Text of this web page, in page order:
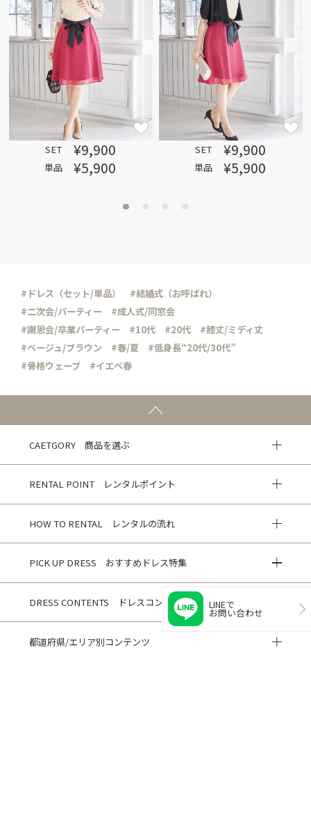
SET ¥9,900
単品 ¥5,900
SET ¥9,900
単品 ¥5,900
#ドレス（セット/単品）
#結婚式（お呼ばれ）
#二次会/パーティー
#成人式/同窓会
#謝恩会/卒業パーティー
#10代 #20代
#膝丈/ミディ丈
#ベージュ/ブラウン
#春/夏
#低身長“20代/30代”
#骨格ウェーブ
#イエベ春
CAETGORY 商品を選ぶ
RENTAL POINT レンタルポイント
HOW TO RENTAL レンタルの流れ
PICK UP DRESS おすすめドレス特集
DRESS CONTENTS ドレスコンテンツ
都道府県/エリア別コンテンツ
LINEで
お問い合わせ